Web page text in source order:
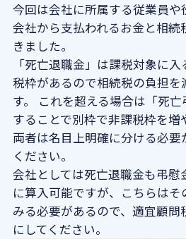
今回は会社に所属する従業員や
会社から支払われるお金と相続
きました。
「死亡退職金」は課税対象に
税枠があるので相続税の負担
す。 これを超える場合は「死
することで別枠で非課税枠を増
両者は名目上明確に分ける必要
ください。
会社としては死亡退職金も弔慰
に算入可能ですが、こちらは
みる必要があるので、適宜顧問
にしてください。